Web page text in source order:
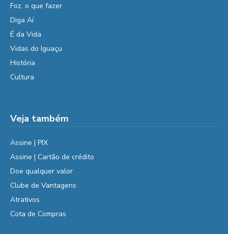
Foz, o que fazer
Diga Aí
É da Vida
Vidas do Iguaçu
História
Cultura
Veja também
Assine | PIX
Assine | Cartão de crédito
Doe qualquer valor
Clube de Vantagens
Atrativos
Cota de Compras